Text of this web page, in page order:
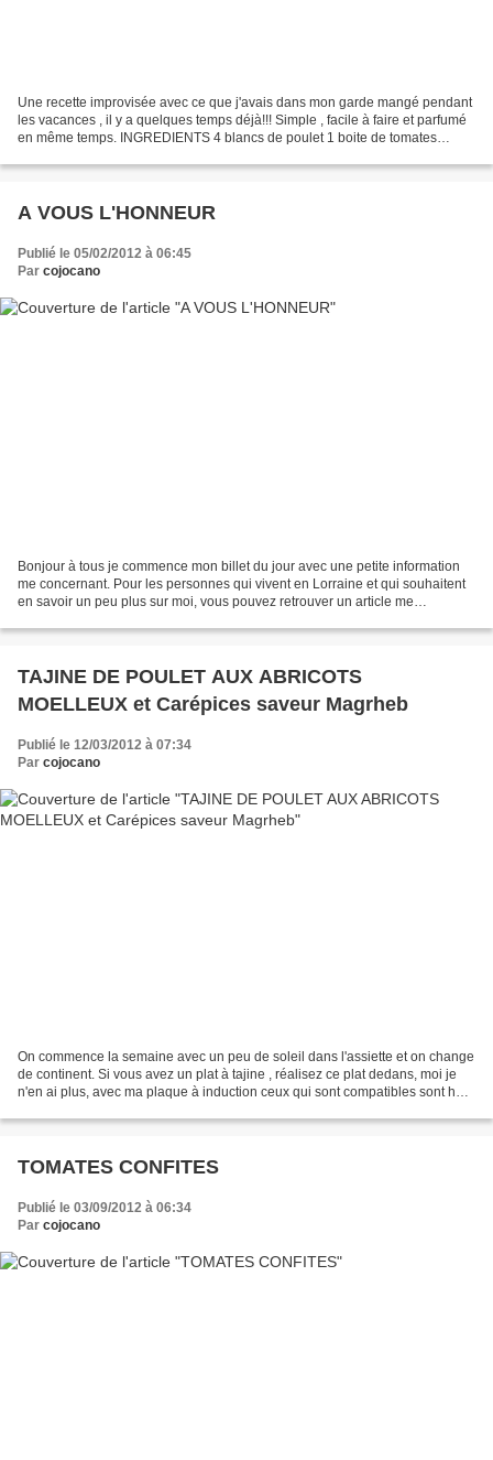
Une recette improvisée avec ce que j'avais dans mon garde mangé pendant
les vacances , il y a quelques temps déjà!!! Simple , facile à faire et parfumé
en même temps. INGREDIENTS 4 blancs de poulet 1 boite de tomates
A VOUS L'HONNEUR
Publié le 05/02/2012 à 06:45
Par cojocano
Bonjour à tous je commence mon billet du jour avec une petite information
me concernant. Pour les personnes qui vivent en Lorraine et qui souhaitent
en savoir un peu plus sur moi, vous pouvez retrouver un article me
TAJINE DE POULET AUX ABRICOTS
MOELLEUX et Carépices saveur Magrheb
Publié le 12/03/2012 à 07:34
Par cojocano
On commence la semaine avec un peu de soleil dans l'assiette et on change
de continent. Si vous avez un plat à tajine , réalisez ce plat dedans, moi je
n'en ai plus, avec ma plaque à induction ceux qui sont compatibles sont hors
TOMATES CONFITES
Publié le 03/09/2012 à 06:34
Par cojocano